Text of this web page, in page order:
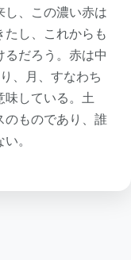
、この濃い赤は
し、これからも
だろう。赤は中
、月、すなわち
味している。土
のものであり、誰
。